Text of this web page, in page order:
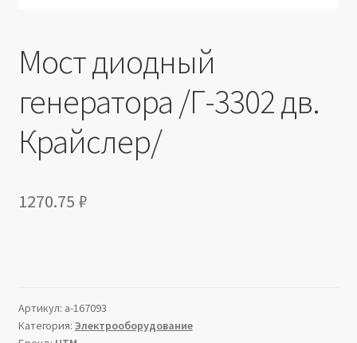
Мост диодный
генератора /Г-3302 дв.
Крайслер/
1270.75 ₽
Артикул: a-167093
Категория: Электрооборудование